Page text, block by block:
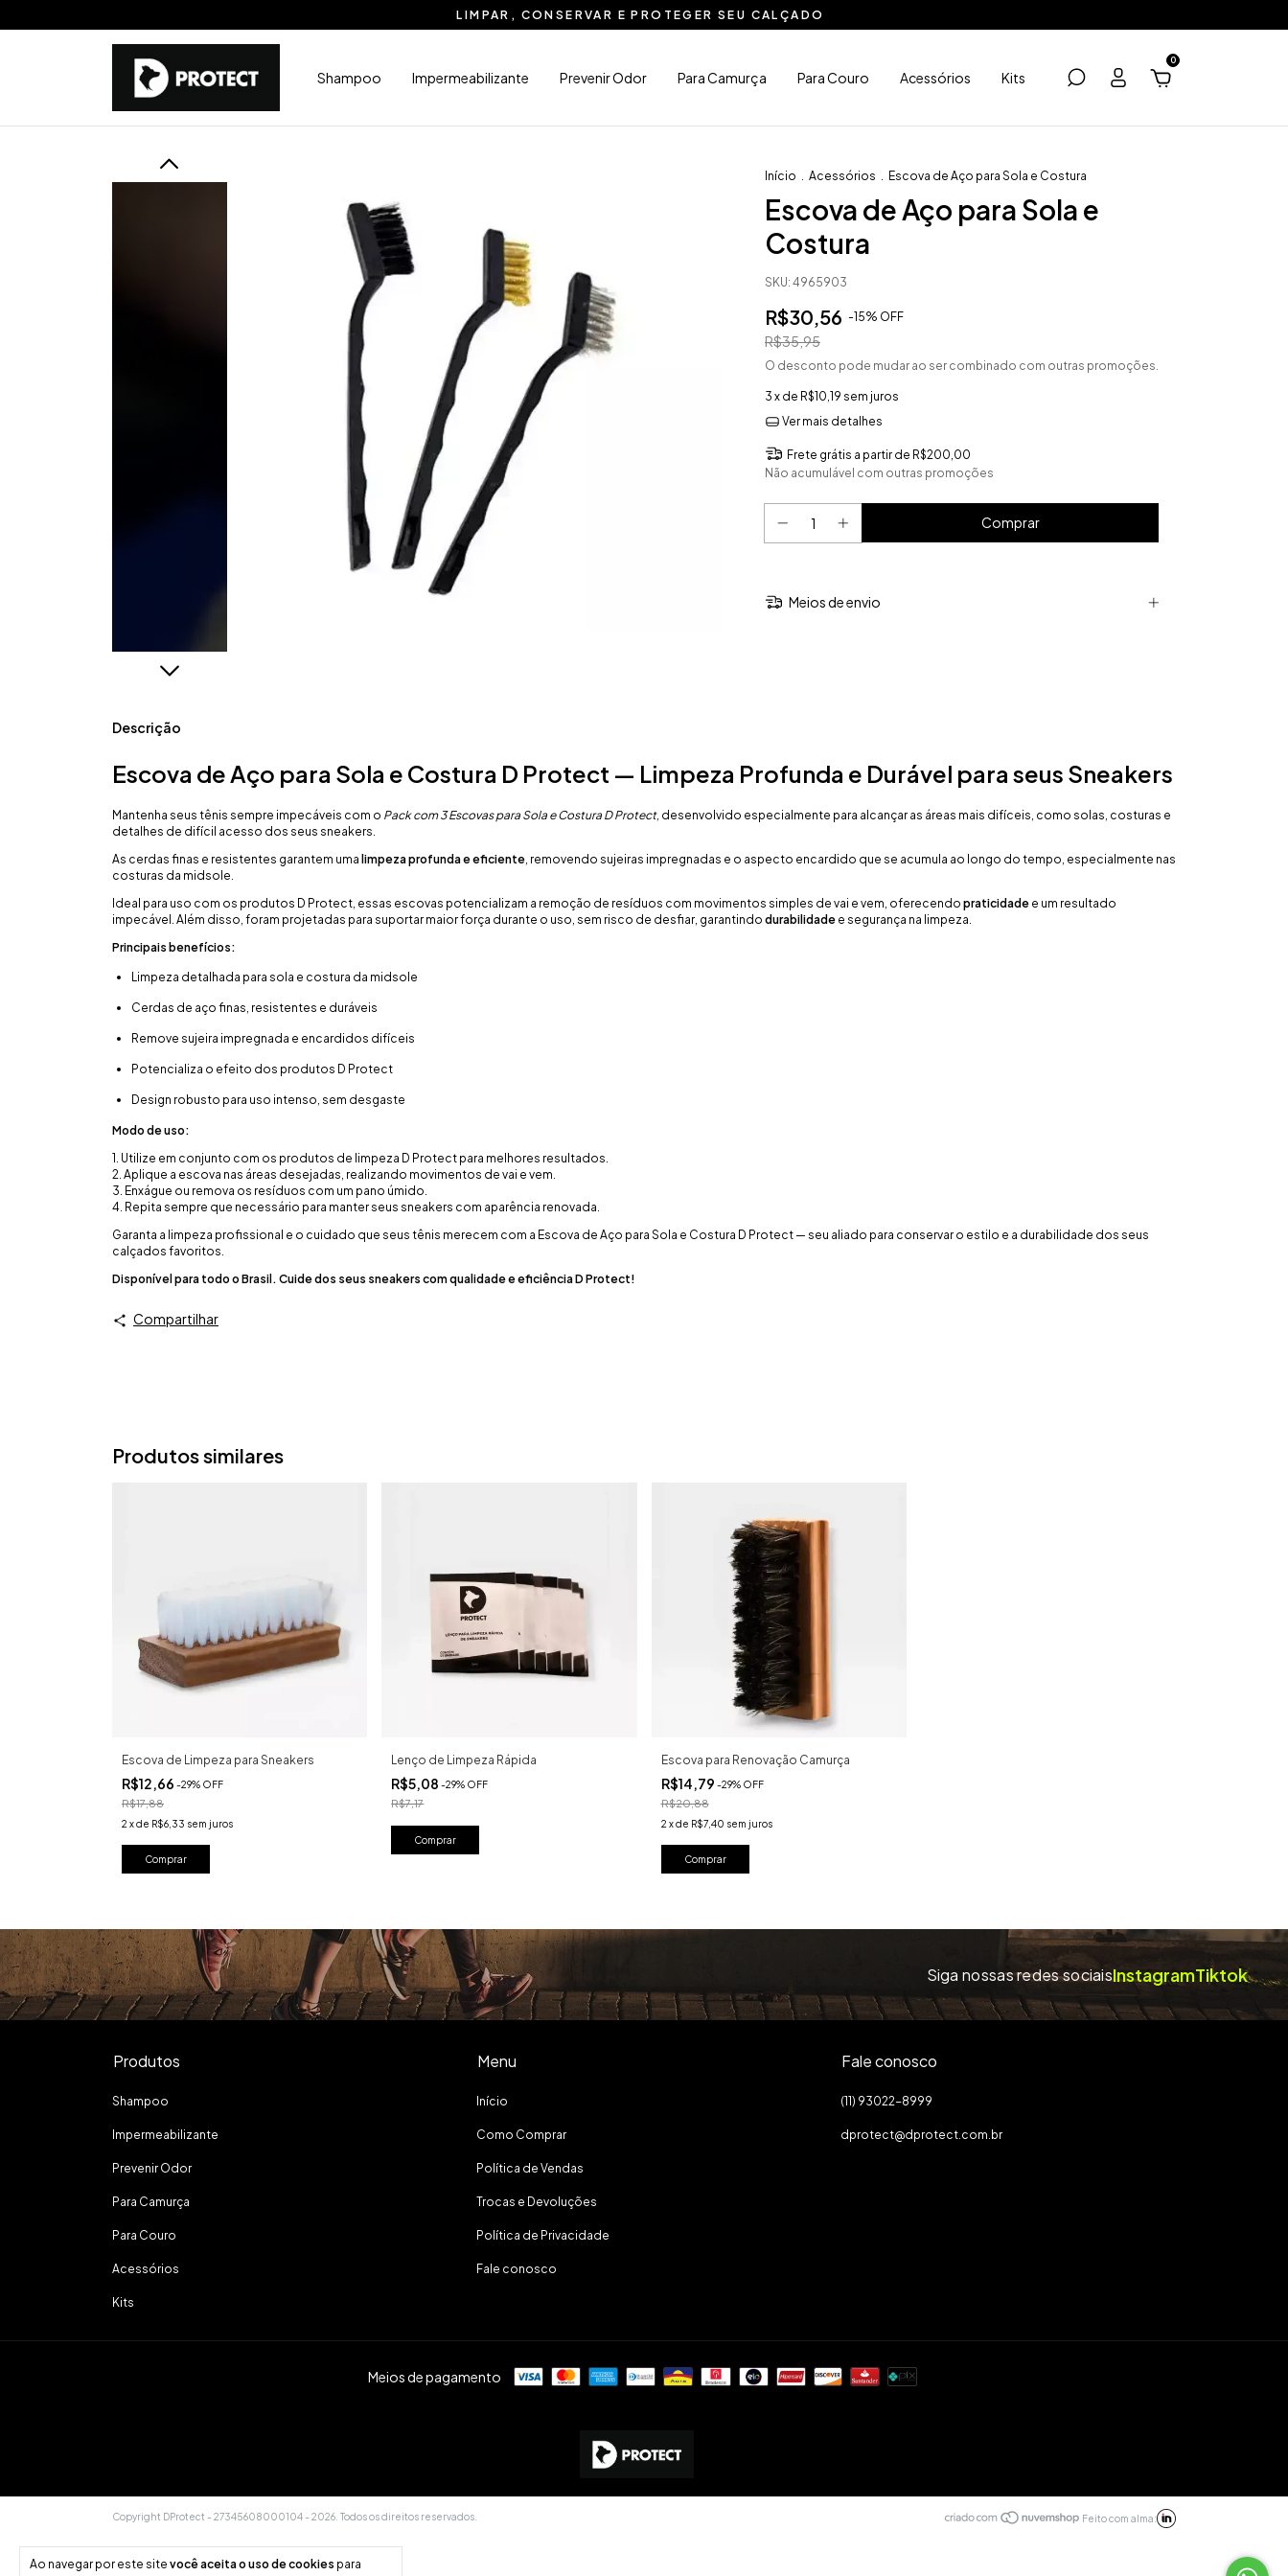
LIMPAR, CONSERVAR E PROTEGER SEU CALÇADO
Shampoo Impermeabilizante Prevenir Odor Para Camurça Para Couro Acessórios Kits
0
Ao navegar por este site você aceita o uso de cookies para
Início . Acessórios . Escova de Aço para Sola e Costura
Escova de Aço para Sola e
Costura
SKU: 4965903
R$30,56 -15% OFF
R$35,95
O desconto pode mudar ao ser combinado com outras promoções.
3 x de R$10,19 sem juros
Ver mais detalhes
Frete grátis a partir de R$200,00
Não acumulável com outras promoções
Meios de envio
Descrição
Escova de Aço para Sola e Costura D Protect — Limpeza Profunda e Durável para seus Sneakers
Mantenha seus tênis sempre impecáveis com o Pack com 3 Escovas para Sola e Costura D Protect, desenvolvido especialmente para alcançar as áreas mais difíceis, como solas, costuras e
detalhes de difícil acesso dos seus sneakers.
As cerdas finas e resistentes garantem uma limpeza profunda e eficiente , removendo sujeiras impregnadas e o aspecto encardido que se acumula ao longo do tempo, especialmente nas
costuras da midsole.
Ideal para uso com os produtos D Protect, essas escovas potencializam a remoção de resíduos com movimentos simples de vai e vem, oferecendo praticidade e um resultado
impecável. Além disso, foram projetadas para suportar maior força durante o uso, sem risco de desfiar, garantindo durabilidade e segurança na limpeza.
Principais benefícios:
Limpeza detalhada para sola e costura da midsole
Cerdas de aço finas, resistentes e duráveis
Remove sujeira impregnada e encardidos difíceis
Potencializa o efeito dos produtos D Protect
Design robusto para uso intenso, sem desgaste
Modo de uso:
1. Utilize em conjunto com os produtos de limpeza D Protect para melhores resultados.
2. Aplique a escova nas áreas desejadas, realizando movimentos de vai e vem.
3. Enxágue ou remova os resíduos com um pano úmido.
4. Repita sempre que necessário para manter seus sneakers com aparência renovada.
Garanta a limpeza profissional e o cuidado que seus tênis merecem com a Escova de Aço para Sola e Costura D Protect — seu aliado para conservar o estilo e a durabilidade dos seus
calçados favoritos.
Disponível para todo o Brasil. Cuide dos seus sneakers com qualidade e eficiência D Protect!
Compartilhar
Produtos similares
Escova de Limpeza para Sneakers
R$12,66 -29% OFF
R$17,88
2 xde R$6,33 sem juros
Lenço de Limpeza Rápida
R$5,08-29% OFF
R$7,17
Escova para Renovação Camurça
R$14,79 -29% OFF
R$20,88
2 xde R$7,40 sem juros
Siga nossas redes sociaisInstagramTiktok
Produtos
Shampoo
Impermeabilizante
Prevenir Odor
Para Camurça
Para Couro
Acessórios
Kits
Menu
Início
Como Comprar
Política de Vendas
Trocas e Devoluções
Política de Privacidade
Fale conosco
Fale conosco
(11) 93022-8999
dprotect@dprotect.com.br
Meios de pagamento
Copyright DProtect - 27345608000104 - 2026. Todos os direitos reservados. Feito com alma: